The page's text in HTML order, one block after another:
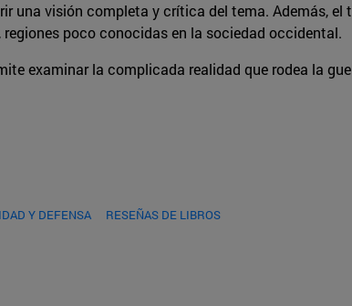
visión completa y crítica del tema. Además, el
poco conocidas en la sociedad occidental.
examinar la complicada realidad que rodea la
Y DEFENSA RESEÑAS DE LIBROS